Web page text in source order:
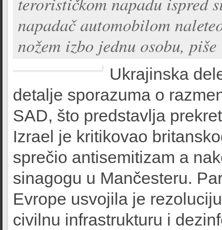
napadač automobilom
nožem izbo jednu osobu,
Ukrajinska
detalje sporazuma o
SAD, što predstavlja
Izrael je kritikovao
sprečio antisemitizam a
sinagogu u Mančesteru.
Evrope usvojila je
civilnu infrastrukturu i